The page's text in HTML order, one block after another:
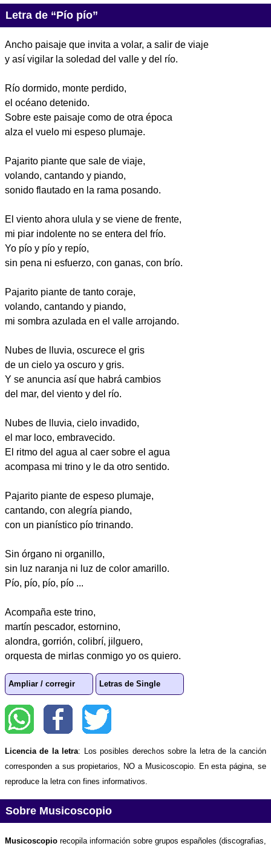
Letra de “Pío pío”
Ancho paisaje que invita a volar, a salir de viaje
y así vigilar la soledad del valle y del río.
Río dormido, monte perdido,
el océano detenido.
Sobre este paisaje como de otra época
alza el vuelo mi espeso plumaje.
Pajarito piante que sale de viaje,
volando, cantando y piando,
sonido flautado en la rama posando.
El viento ahora ulula y se viene de frente,
mi piar indolente no se entera del frío.
Yo pío y pío y repío,
sin pena ni esfuerzo, con ganas, con brío.
Pajarito piante de tanto coraje,
volando, cantando y piando,
mi sombra azulada en el valle arrojando.
Nubes de lluvia, oscurece el gris
de un cielo ya oscuro y gris.
Y se anuncia así que habrá cambios
del mar, del viento y del río.
Nubes de lluvia, cielo invadido,
el mar loco, embravecido.
El ritmo del agua al caer sobre el agua
acompasa mi trino y le da otro sentido.
Pajarito piante de espeso plumaje,
cantando, con alegría piando,
con un pianístico pío trinando.
Sin órgano ni organillo,
sin luz naranja ni luz de color amarillo.
Pío, pío, pío, pío ...
Acompaña este trino,
martín pescador, estornino,
alondra, gorrión, colibrí, jilguero,
orquesta de mirlas conmigo yo os quiero.
Ampliar / corregir Letras de Single
Licencia de la letra: Los posibles derechos sobre la letra de la canción
corresponden a sus propietarios, NO a Musicoscopio. En esta página, se
reproduce la letra con fines informativos.
Sobre Musicoscopio
Musicoscopio recopila información sobre grupos españoles (discografias,